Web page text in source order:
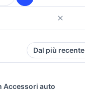
Dal più recente
Accessori auto